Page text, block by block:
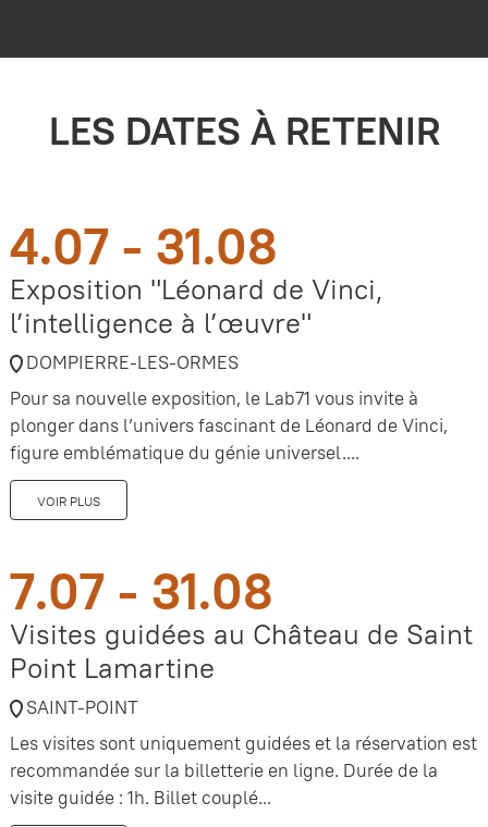
LES DATES À RETENIR
4.07 - 31.08
Exposition "Léonard de Vinci,
l’intelligence à l’œuvre"
DOMPIERRE-LES-ORMES
Pour sa nouvelle exposition, le Lab71 vous invite à
plonger dans l’univers fascinant de Léonard de Vinci,
figure emblématique du génie universel....
VOIR PLUS
7.07 - 31.08
Visites guidées au Château de Saint
Point Lamartine
SAINT-POINT
Les visites sont uniquement guidées et la réservation est
recommandée sur la billetterie en ligne. Durée de la
visite guidée : 1h. Billet couplé...